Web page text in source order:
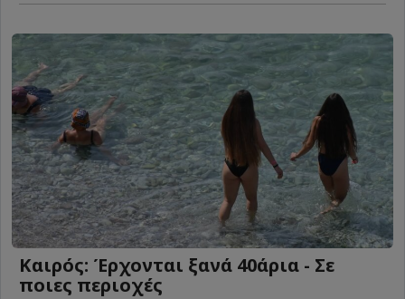
Καιρός: Έρχονται ξανά 40άρια - Σε
ποιες περιοχές